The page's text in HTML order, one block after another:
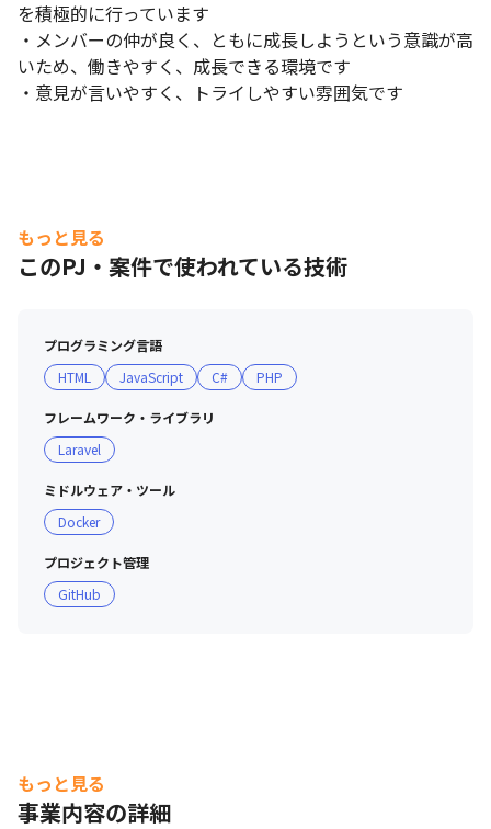
を積極的に行っています
・メンバーの仲が良く、ともに成長しようという意識が高
いため、働きやすく、成長できる環境です
・意見が言いやすく、トライしやすい雰囲気です
もっと見る
このPJ・案件で使われている技術
プログラミング言語
HTML
JavaScript C# PHP
フレームワーク・ライブラリ
Laravel
ミドルウェア・ツール
Docker
プロジェクト管理
GitHub
もっと見る
事業内容の詳細